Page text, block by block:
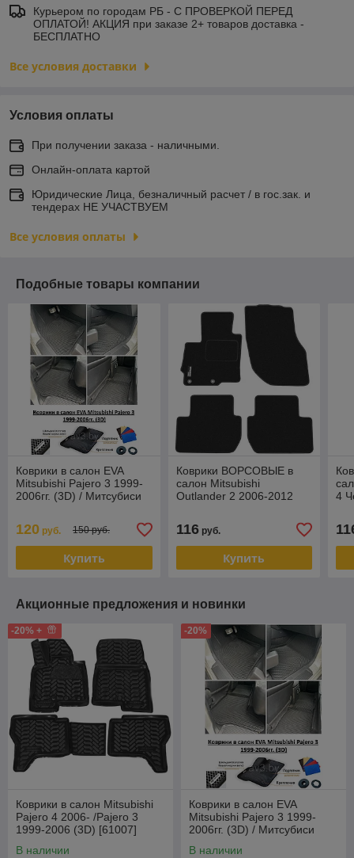
Курьером по городам РБ - С ПРОВЕРКОЙ ПЕРЕД
ОПЛАТОЙ! АКЦИЯ при заказе 2+ товаров доставка -
БЕСПЛАТНО
Все условия доставки
Условия оплаты
При получении заказа - наличными.
Онлайн-оплата картой
Юридические Лица, безналичный расчет / в гос.зак. и
тендерах НЕ УЧАСТВУЕМ
Все условия оплаты
Подобные товары компании
Коврики в салон EVA
Mitsubishi Pajero 3 1999-
2006гг. (3D) / Митсубиси
120 руб. 150 руб.
Купить
Коврики ВОРСОВЫЕ в
салон Mitsubishi
Outlander 2 2006-2012
116руб.
Купить
4
Акционные предложения и новинки
-20% +
Коврики в салон Mitsubishi
Pajero 4 2006- /Pajero 3
1999-2006 (3D) [61007]
В наличии
-20%
Коврики в салон EVA
Mitsubishi Pajero 3 1999-
2006гг. (3D) / Митсубиси
В наличии